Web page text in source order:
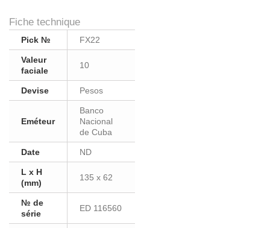
Fiche technique
Pick № FX22
Valeur
faciale
10
Devise Pesos
Eméteur
Banco
Nacional
de Cuba
Date ND
L x H
(mm)
135 x 62
№ de
série
ED 116560